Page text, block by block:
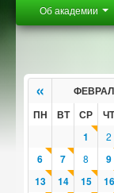
Об академии
«
ПН ВТ СР ЧТ
1
2
6
7 8 9
13
14 15 16